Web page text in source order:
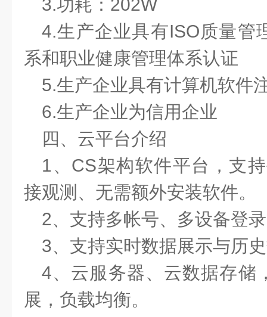
3.功耗：202W
4.生产企业具有ISO质量管
系和职业健康管理体系认证
5.生产企业具有计算机软件
6.生产企业为信用企业
四、云平台介绍
1、CS架构软件平台，支
接观测、无需额外安装软件。
2、支持多帐号、多设备登录
3、支持实时数据展示与历
4、云服务器、云数据存储
展，负载均衡。